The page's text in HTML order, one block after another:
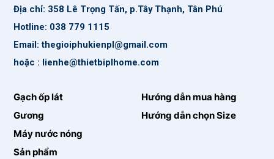
Địa chỉ: 358 Lê Trọng Tấn, p.Tây Thạnh, Tân Phú
Hotline: 038 779 1115
Email: thegioiphukienpl@gmail.com
hoặc : lienhe@thietbiplhome.com
Gạch ốp lát
Gương
Máy nước nóng
Sản phẩm
Hướng dẫn mua hàng
Hướng dẫn chọn Size